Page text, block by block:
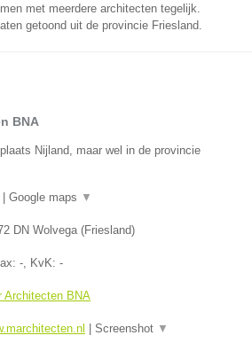
met meerdere architecten tegelijk.
getoond uit de provincie Friesland.
BNA
Nijland, maar wel in de provincie
| Google maps ▼
DN Wolvega(Friesland)
-, KvK: -
Architecten BNA
Screenshot ▼